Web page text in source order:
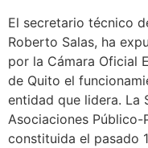
El secretario técnico
Roberto Salas, ha
por la Cámara Oficial
de Quito el
entidad que lidera. La
Asociaciones Público-
constituida el pasado